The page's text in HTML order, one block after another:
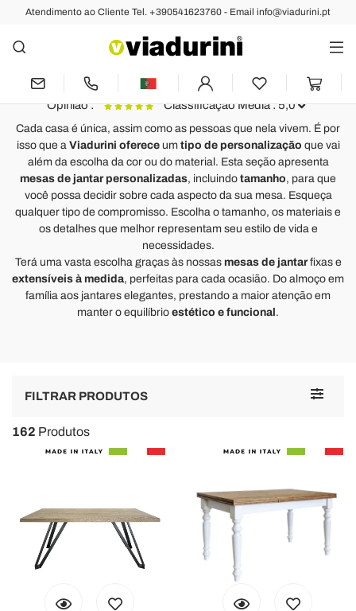
Atendimento ao Cliente Tel. +390541623760 - Email info@viadurini.pt
Mesas de Jantar Personalizadas:
Design Italiano
Opinião : Classificação Média : 5,0
Mesa extensível lateralmente moderna em madeira de carvalho
fabricada na Itália, Zerba
Wirklich zufrieden mit meiner Bestellung. Toller Qualitätsartikel!!
Einwandfreie Lieferung. Verpackung und Schutz an der Spitze!
Ich empfehle sehr !!
Cada casa é única, assim como as pessoas que nela vivem. É por
isso que aViadurini oferece umtipo de personalização que vai
além da escolha da cor ou do material. Esta seção apresenta
mesas de jantar personalizadas, incluindo tamanho, para que
você possa decidir sobre cada aspecto da sua mesa. Esqueça
qualquer tipo de compromisso. Escolha o tamanho, os materiais e
os detalhes que melhor representam seu estilo de vida e
necessidades.
Terá uma vasta escolha graças às nossas mesas de jantarfixas e
extensíveis à medida, perfeitas para cada ocasião. Do almoço em
família aos jantares elegantes, prestando a maior atenção em
manter o equilíbrio estético e funcional .
Toggle
FILTRAR PRODUTOS
162 Produtos